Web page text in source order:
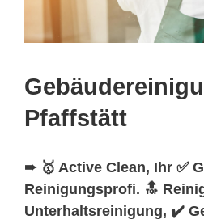
Pfaffstätt
➨ 🥇 Active Clean, Ihr ✅
Reinigungsprofi. 🔝
Unterhaltsreinigung, ✔️